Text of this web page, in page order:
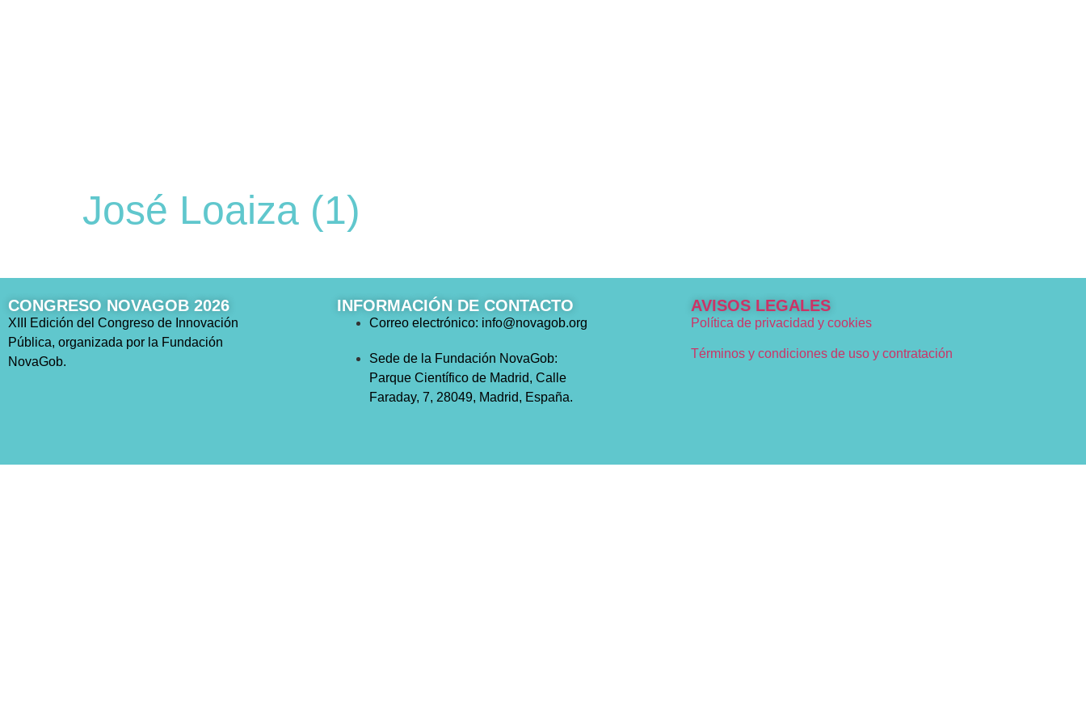
José Loaiza (1)
CONGRESO NOVAGOB 2026
XIII Edición del Congreso de Innovación
Pública, organizada por la Fundación
NovaGob.
INFORMACIÓN DE CONTACTO
Correo electrónico: info@novagob.org
Sede de la Fundación NovaGob:
Parque Científico de Madrid, Calle
Faraday, 7, 28049, Madrid, España.
AVISOS LEGALES
Política de privacidad y cookies
Términos y condiciones de uso y contratación